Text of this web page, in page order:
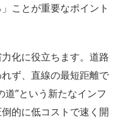
ことが重要なポイント
化に役立ちます。道路
ず、直線の最短距離で
”という新たなインフ
的に低コストで速く開